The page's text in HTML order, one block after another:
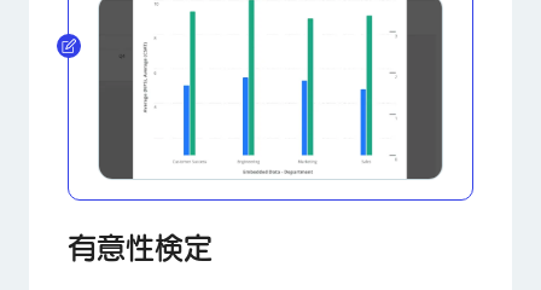
×
有意性検定